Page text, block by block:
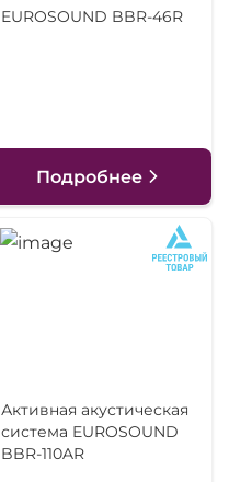
EUROSOUND BBR-46R
Подробнее
Активная акустическая
система EUROSOUND
BBR-110AR